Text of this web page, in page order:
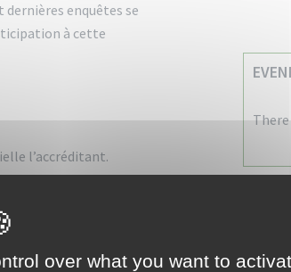
enquêtes se
à cette
l’accréditant.
statistiques ; la loi en
over what you want to